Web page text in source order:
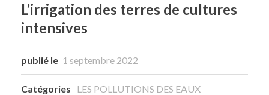
L’irrigation des terres de cultures
intensives
publié le 1 septembre 2022
Catégories
LES POLLUTIONS DES EAUX